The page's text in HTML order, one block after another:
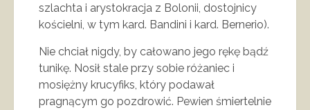
szlachta i arystokracja z Bolonii, dostojnicy
kościelni, w tym kard. Bandini i kard. Bernerio).
Nie chciał nigdy, by całowano jego rękę bądź
tunikę. Nosił stale przy sobie różaniec i
mosiężny krucyfiks, który podawał
pragnącym go pozdrowić. Pewien śmiertelnie